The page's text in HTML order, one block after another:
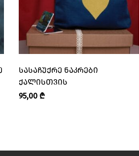
ᲡᲐᲡᲐᲩᲣᲥᲠᲔ ᲜᲐᲙᲠᲔᲑᲘ
ᲥᲐᲚᲘᲡᲗᲕᲘᲡ
95,00 ₾